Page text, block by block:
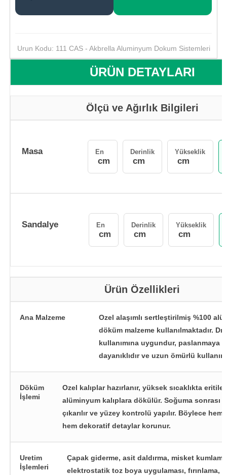
Urun Kodu: 111 CAS - Akbrella Aluminyum Dokum Sistemleri
ÜRÜN DETAYLARI
Ölçü ve Ağırlık Bilgileri
Masa En
cm
Derinlik
cm
Yükseklik
cm
Sandalye En
cm
Derinlik
cm
Yükseklik
cm
Ürün Özellikleri
Ana Malzeme
Ozel alaşımlı sertleştirilmiş %100
döküm malzeme kullanılmaktadır.
kullanımına uygundur, paslanmaya
dayanıklıdır ve uzun ömürlü
Döküm
İşlemi
Ozel kalıplar hazırlanır, yüksek sıcaklıkta
alüminyum kalıplara dökülür. Soğuma sonrası
çıkarılır ve yüzey kontrolü yapılır. Böylece hem
hem dekoratif detaylar korunur.
Uretim
İşlemleri
Çapak giderme, asit daldırma, misket
elektrostatik toz boya uygulaması, fırınlama,